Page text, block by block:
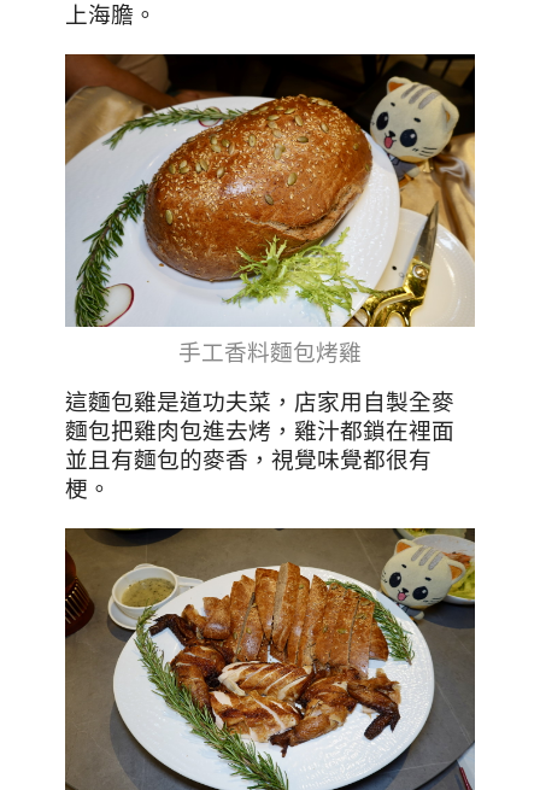
上海膽。
手工香料麵包烤雞
這麵包雞是道功夫菜，店家用自製全麥
麵包把雞肉包進去烤，雞汁都鎖在裡面
並且有麵包的麥香，視覺味覺都很有
梗。